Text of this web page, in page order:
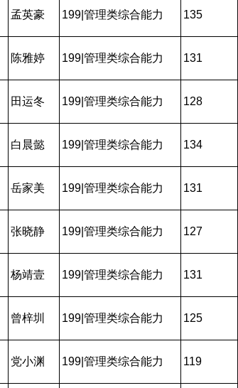
孟英豪 199|管理类综合能力 135
陈雅婷 199|管理类综合能力 131
田运冬 199|管理类综合能力 128
白晨懿 199|管理类综合能力 134
岳家美 199|管理类综合能力 131
张晓静 199|管理类综合能力 127
杨靖壹 199|管理类综合能力 131
曾梓圳 199|管理类综合能力 125
党小渊 199|管理类综合能力 119